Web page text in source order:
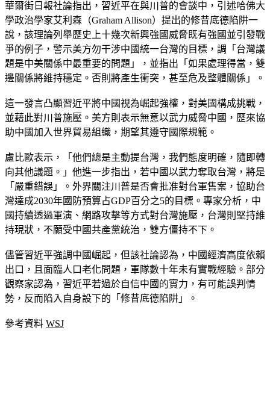
華爾街日報社論指出，習近平在與川普的會談中，引述哈佛大
學政治學家艾利森（Graham Allison）提出的修昔底德陷阱一
說，該理論列舉歷史上十幾次新興強國威脅既有強國並引發戰
爭的例子，警示美方勿干涉中國統一台灣的目標，調「台灣議
題是中美關係中最重要的問題」，並指出「如果處理得當，雙
邊關係將維持穩定。否則將產生衝突，甚至危及整體關係」。
這一發言凸顯習近平將中國視為崛起強權，對美國構成挑戰，
並藉此對川普施壓。美方則表示無意以武力威脅中國，歷來協
助中國加入世界貿易組織，期望其遵守國際規範。
盧比歐表示，「他們總是主動提台灣，我們態度明確，隨即轉
向其他議題。」他進一步指出，若中國以武力奪取台灣，將是
「嚴重錯誤」。外界關注川普是否會批准對台軍售案，協助台
灣達成2030年國防預算占GDP百分之5的目標。專家分析，中
國持續透過軍演、網路攻擊等方式對台灣施壓，台灣則堅持維
持現狀，不願受中國共產黨統治，雙方僵持不下。
儘管習近平強調中國崛起，但該社論認為，中國經濟高度依賴
出口，且面臨人口老化問題，軍隊數十年未有實戰經驗。部分
觀察家認為， 習近平若過於自信中國的實力，有可能誤判情
勢，反而陷入自身設下的「修昔底德陷阱」
。
參考資料 WSJ